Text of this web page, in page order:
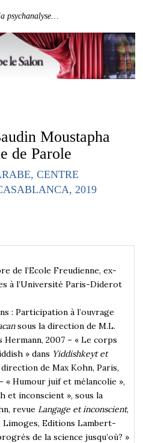
psychanalyse…
Moustapha
de Parole
CENTRE
2019
de l’Ecole Freudienne, ex-
à l’Université Paris-Diderot
: Participation à l’ouvrage
sous la direction de M.L.
Hermann, 2007 – « Le corps
» dans Yiddishkeyt et
direction de Max Kohn, Paris,
« Humour juif et mélancolie »,
et inconscient », sous la
revue Langage et inconscient,
Editions Lambert-
de la science jusqu’où? »